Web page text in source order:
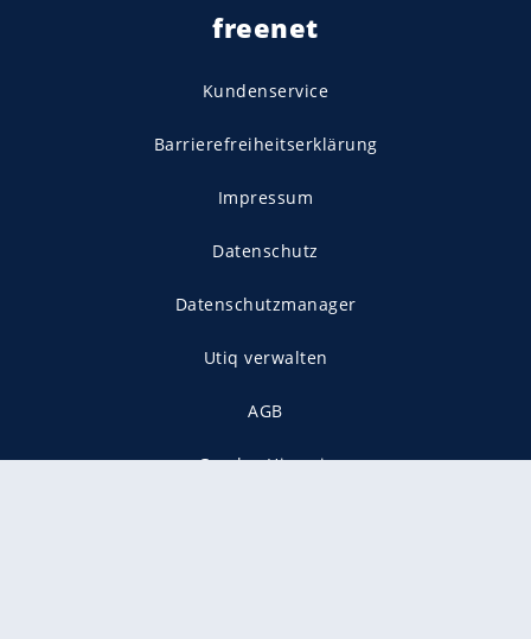
freenet
Kundenservice
Barrierefreiheitserklärung
Impressum
Datenschutz
Datenschutzmanager
Utiq verwalten
AGB
Gender-Hinweis